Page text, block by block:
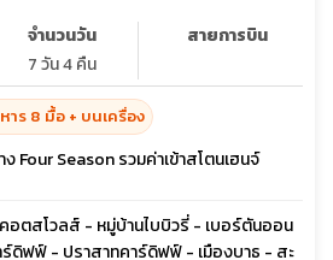
อน บาธ ออกซ์ฟอร์ด สโตนเฮนจ์ หมู่